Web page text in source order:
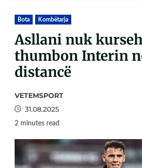
Bota Kombëtarja
Asllani nuk
thumbon Interin
distancë
VETEMSPORT
31.08.2025
2 minutes read